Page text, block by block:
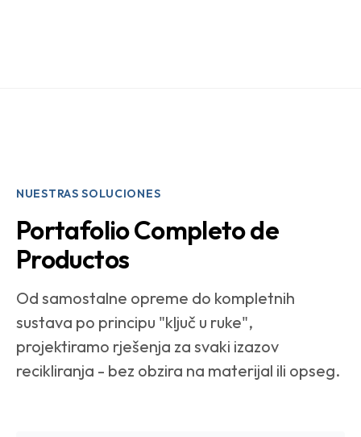
NUESTRAS SOLUCIONES
Portafolio Completo de
Productos
Od samostalne opreme do kompletnih
sustava po principu "ključ u ruke",
projektiramo rješenja za svaki izazov
recikliranja - bez obzira na materijal ili opseg.